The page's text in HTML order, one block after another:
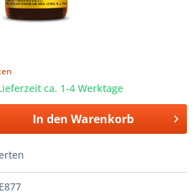
ca. 1-4 Werktage
In den Warenkorb
E877